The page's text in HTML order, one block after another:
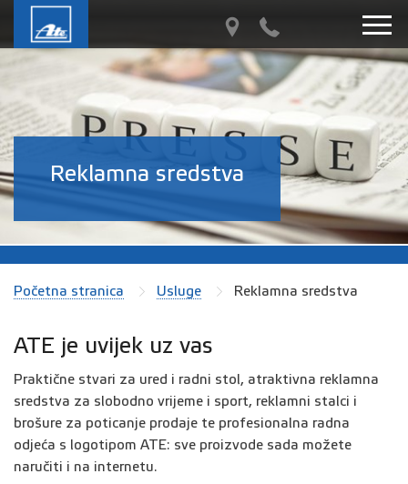
Reklamna sredstva
Početna stranica Usluge Reklamna sredstva
ATE je uvijek uz vas
Praktične stvari za ured i radni stol, atraktivna reklamna
sredstva za slobodno vrijeme i sport, reklamni stalci i
brošure za poticanje prodaje te profesionalna radna
odjeća s logotipom ATE: sve proizvode sada možete
naručiti i na internetu.